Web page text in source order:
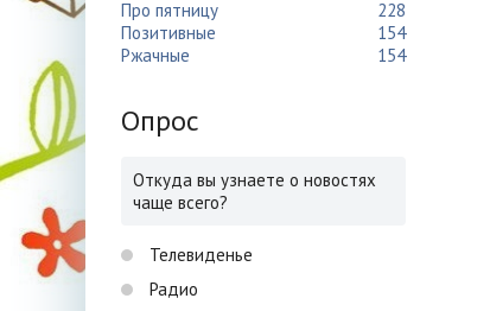
Про пятницу
228
Позитивные
154
Ржачные
154
Опрос
Откуда вы узнаете о новостях
чаще всего?
Телевиденье
Радио